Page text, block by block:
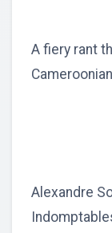
A fiery rant
Alexandre